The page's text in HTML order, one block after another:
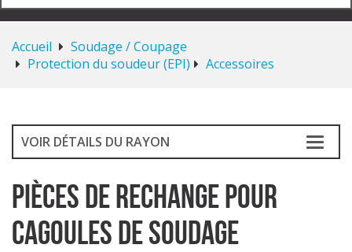
Accueil
Soudage / Coupage
Protection du soudeur (EPI)
Accessoires
VOIR DÉTAILS DU RAYON
Pièces de rechange pour
cagoules de soudage